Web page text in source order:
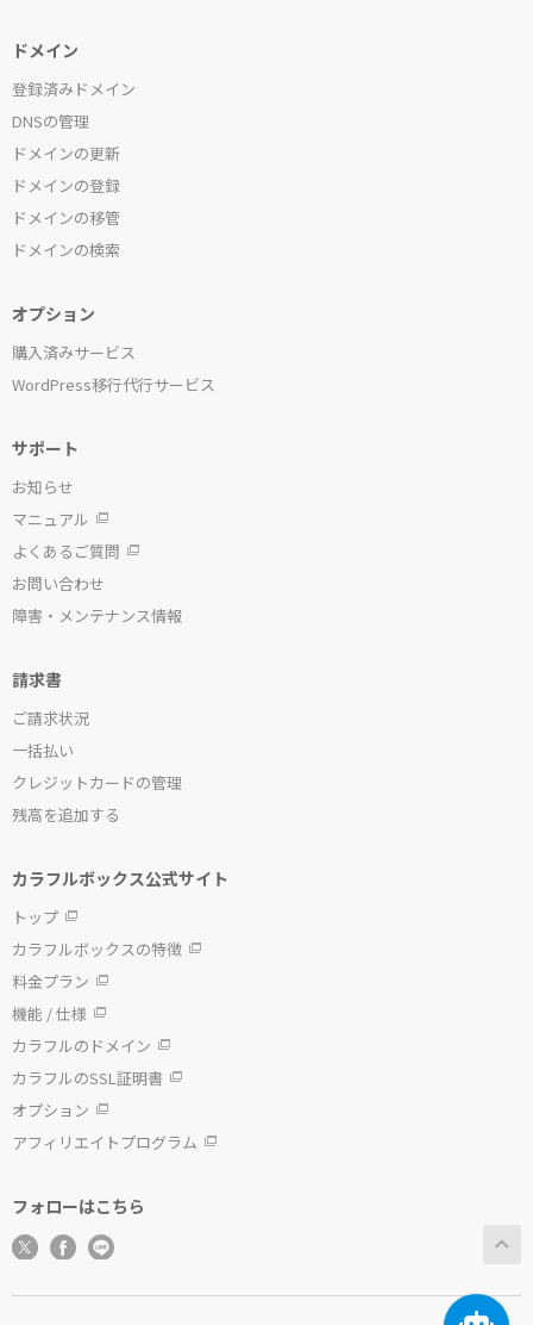
ドメイン
登録済みドメイン
DNSの管理
ドメインの更新
ドメインの登録
ドメインの移管
ドメインの検索
オプション
購入済みサービス
WordPress移行代行サービス
サポート
お知らせ
マニュアル
よくあるご質問
お問い合わせ
障害・メンテナンス情報
請求書
ご請求状況
一括払い
クレジットカードの管理
残高を追加する
カラフルボックス公式サイト
トップ
カラフルボックスの特徴
料金プラン
機能 / 仕様
カラフルのドメイン
カラフルのSSL証明書
オプション
アフィリエイトプログラム
フォローはこちら